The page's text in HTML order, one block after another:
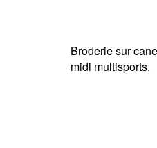
Broderie sur
midi multisports.